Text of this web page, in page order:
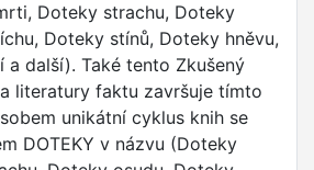
Doteky strachu, Doteky
Doteky stínů, Doteky hněvu,
další). Také tento Zkušený
literatury faktu završuje tímto
unikátní cyklus knih se
DOTEKY v názvu (Doteky